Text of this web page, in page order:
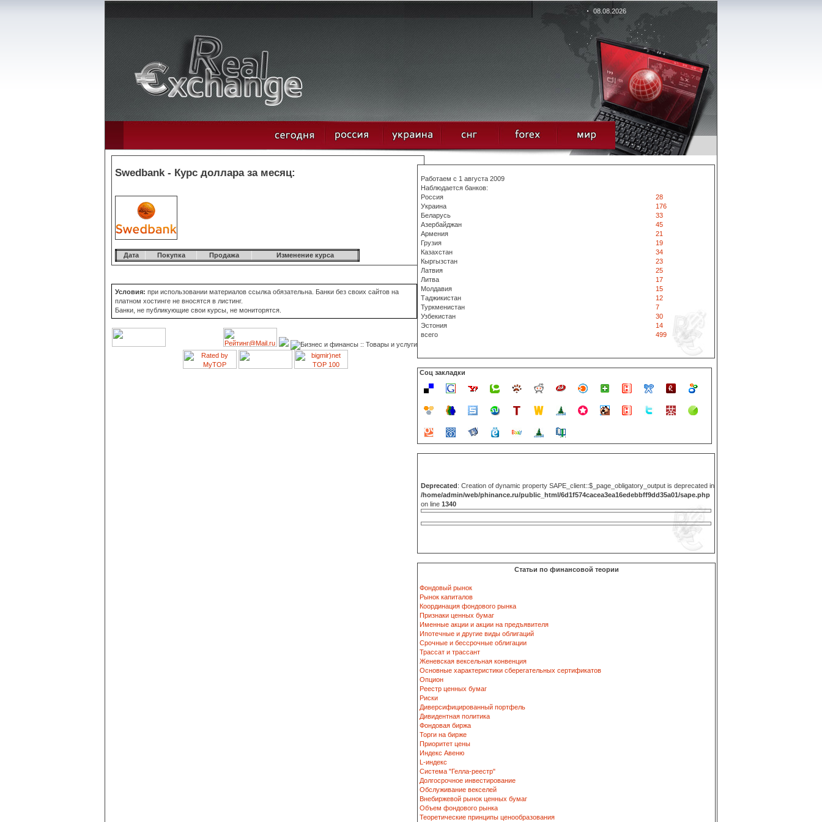
08.08.2026
Swedbank - Курс доллара за месяц:
Дата Покупка Продажа Изменение курса
Условия: при использовании материалов ссылка обязательна. Банки без своих сайтов на
платном хостинге не вносятся в листинг.
Банки, не публикующие свои курсы, не мониторятся.
Работаем с 1 августа 2009
Наблюдается банков:
Россия
28
Украина
176
Беларусь
33
Азербайджан
45
Армения
21
Грузия
19
Казахстан
34
Кыргызстан
23
Латвия
25
Литва
17
Молдавия
15
Таджикистан
12
Туркменистан
7
Узбекистан
30
Эстония
14
всего
499
Соц закладки
Deprecated: Creation of dynamic property SAPE_client::$_page_obligatory_output is deprecated in
/home/admin/web/phinance.ru/public_html/6d1f574cacea3ea16edebbff9dd35a01/sape.php
on line 1340
Статьи по финансовой теории
Фондовый рынок
Рынок капиталов
Координация фондового рынка
Признаки ценных бумаг
Именные акции и акции на предъявителя
Ипотечные и другие виды облигаций
Срочные и бессрочные облигации
Трассат и трассант
Женевская вексельная конвенция
Основные характеристики сберегательных сертификатов
Опцион
Реестр ценных бумаг
Риски
Диверсифицированный портфель
Дивидентная политика
Фондовая биржа
Торги на бирже
Приоритет цены
Индекс Авеню
L-индекс
Система "Гелла-реестр"
Долгосрочное инвестирование
Обслуживание векселей
Внебиржевой рынок ценных бумаг
Объем фондового рынка
Теоретические принципы ценообразования